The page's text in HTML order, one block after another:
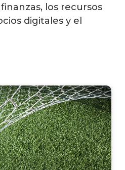
los recursos
digitales y el